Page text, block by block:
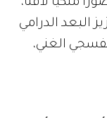
البعد الدرامي
الغني،